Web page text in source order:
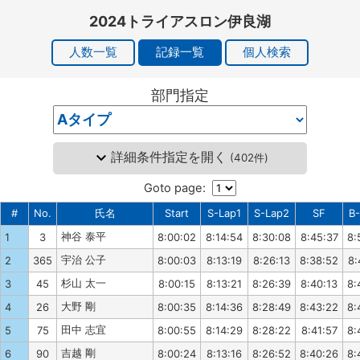
2024トライアスロン伊良湖
人数一覧 記録一覧 個人検索
部門指定
詳細条件指定を開く (402件)
Goto page:
# No. 氏名 Start S-Lap1 S-Lap2 SF
1
3 神谷 泰平 8:00:02 8:14:54 8:30:08 8:45:37
2
365 宇治 公子 8:00:03 8:13:19 8:26:13 8:38:52
3
45 杉山 太一 8:00:15 8:13:21 8:26:39 8:40:13
4
26 大野 剛 8:00:35 8:14:36 8:28:49 8:43:22
5
75 田中 志宜 8:00:55 8:14:29 8:28:22 8:41:57
6
90 吉越 剛 8:00:24 8:13:16 8:26:52 8:40:26